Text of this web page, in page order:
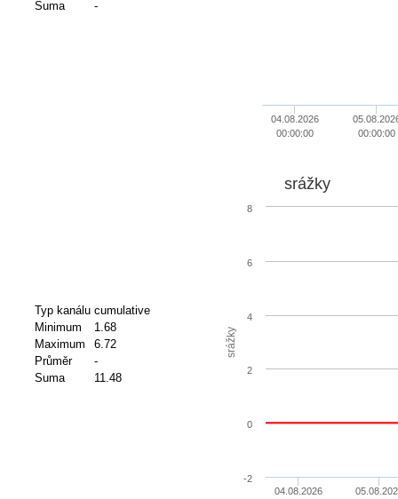
Suma
-
04.08.2026
00:00:00
00:00:00
Typ kanálu cumulative
Minimum
1.68
Maximum
6.72
Průměr
-
Suma
11.48
srážky
srážky
04.08.2026
-2
0
2
4
6
8